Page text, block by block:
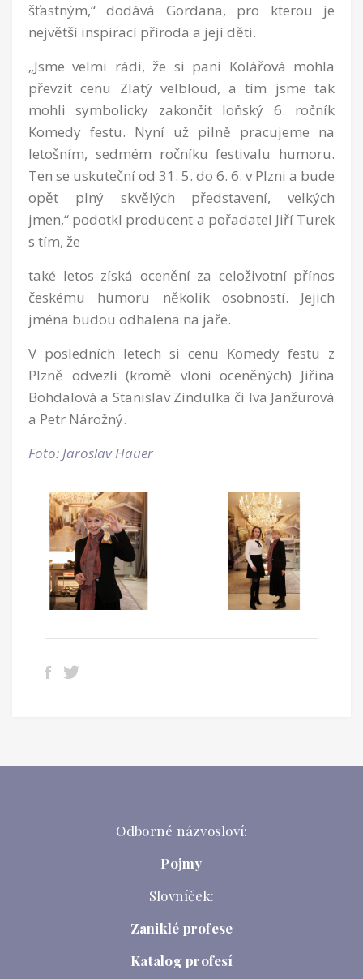
šťastným,“ dodává Gordana, pro kterou je
největší inspirací příroda a její děti.
„Jsme velmi rádi, že si paní Kolářová mohla
převzít cenu Zlatý velbloud, a tím jsme tak
mohli symbolicky zakončit loňský 6. ročník
Komedy festu. Nyní už pilně pracujeme na
letošním, sedmém ročníku festivalu humoru.
Ten se uskuteční od 31. 5. do 6. 6. v Plzni a bude
opět plný skvělých představení, velkých
jmen,“ podotkl producent a pořadatel Jiří Turek
s tím, že
také letos získá ocenění za celoživotní přínos
českému humoru několik osobností. Jejich
jména budou odhalena na jaře.
V posledních letech si cenu Komedy festu z
Plzně odvezli (kromě vloni oceněných) Jiřina
Bohdalová a Stanislav Zindulka či Iva Janžurová
a Petr Nárožný.
Foto: Jaroslav Hauer
Odborné názvosloví:
Pojmy
Slovníček:
Zaniklé profese
Katalog profesí